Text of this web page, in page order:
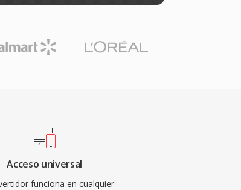
Acceso universal
funciona en cualquier